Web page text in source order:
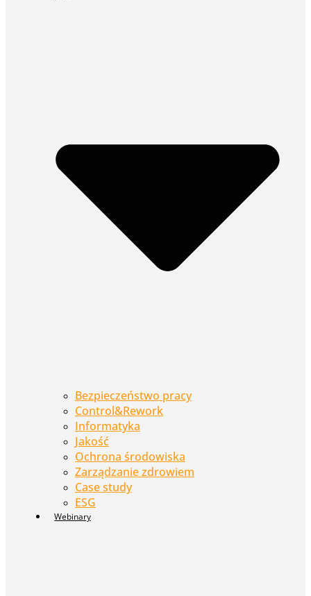
Bezpieczeństwo pracy
Control&Rework
Informatyka
Jakość
Ochrona środowiska
Zarządzanie zdrowiem
Case study
ESG
Webinary